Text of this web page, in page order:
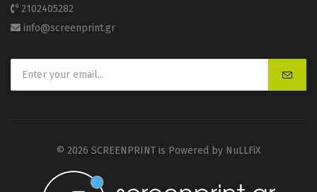
2102405282
info@screenprint.gr
© 2026 SCREENPRINT is Powered by NuLLFiX